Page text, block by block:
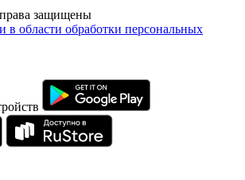
защищены
в области обработки персональных